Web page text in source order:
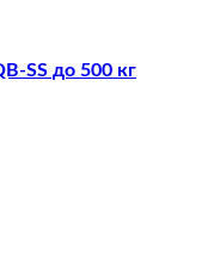
SS до 500 кг